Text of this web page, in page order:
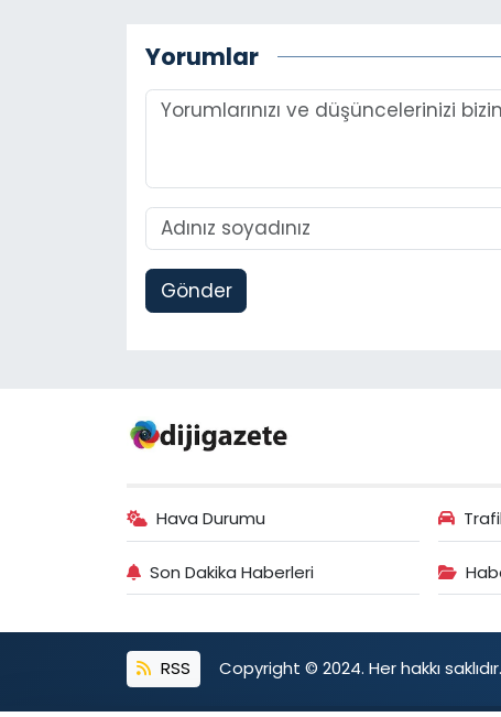
Yorumlar
Gönder
Hava Durumu
Son Dakika Haberleri
RSS Copyright © 2024. Her hakkı saklıdır.